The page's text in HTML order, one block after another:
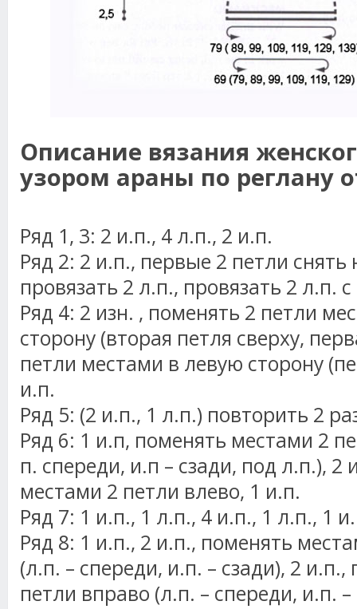
Описание вязания
узором араны по реглану
Ряд 1, 3: 2 и.п., 4 л.п., 2 и.п.
Ряд 2: 2 и.п., первые 2 петли снять
провязать 2 л.п., провязать 2 л.п.
Ряд 4: 2 изн. , поменять 2 петли
сторону (вторая петля сверху,
петли местами в левую сторону
и.п.
Ряд 5: (2 и.п., 1 л.п.) повторить 2
Ряд 6: 1 и.п, поменять местами 2
п. спереди, и.п – сзади, под л.п.), 2
местами 2 петли влево, 1 и.п.
Ряд 7: 1 и.п., 1 л.п., 4 и.п., 1 л.п., 1
Ряд 8: 1 и.п., 2 и.п., поменять
(л.п. – спереди, и.п. – сзади), 2
петли вправо (л.п. – спереди, и.п.